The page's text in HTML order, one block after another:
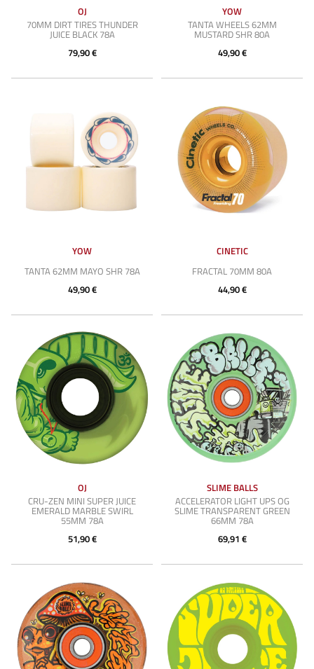
OJ
70MM DIRT TIRES THUNDER
JUICE BLACK 78A
79,90 €
YOW
TANTA WHEELS 62MM
MUSTARD SHR 80A
49,90 €
YOW
TANTA 62MM MAYO SHR 78A
49,90 €
CINETIC
FRACTAL 70MM 80A
44,90 €
OJ
CRU-ZEN MINI SUPER JUICE
EMERALD MARBLE SWIRL
55MM 78A
51,90 €
SLIME BALLS
ACCELERATOR LIGHT UPS OG
SLIME TRANSPARENT GREEN
66MM 78A
69,91 €